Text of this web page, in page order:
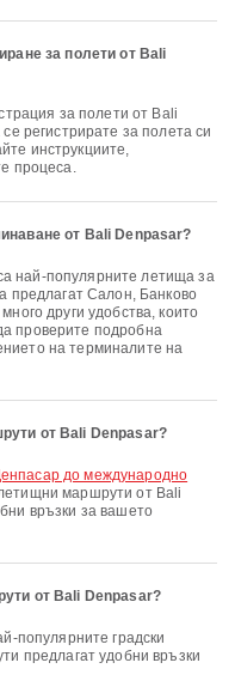
за полети от Bali
регистрирате за полета си
инструкциите,
процеса.
от Bali Denpasar?
най-популярните летища за
предлагат Салон, Банково
други удобства, които
проверите подробна
на терминалите на
от Bali Denpasar?
маршрути от Bali
връзки за вашето
от Bali Denpasar?
популярните градски
предлагат удобни връзки